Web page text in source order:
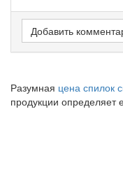
Добавить
Разумная цена спилок
продукции определяет